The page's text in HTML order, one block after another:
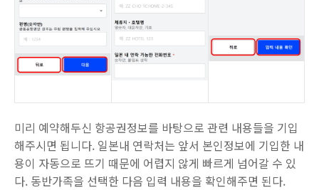
미리 예약해두신 항공권정보를 바탕으로 관련 내용들을 기입
해주시면 됩니다. 일본내 연락처는 앞서 본인정보에 기입한 내
용이 자동으로 뜨기 때문에 어렵지 않게 빠르게 넘어갈 수 있
다. 동반가족을 선택한 다음 입력 내용을 확인해주면 된다.